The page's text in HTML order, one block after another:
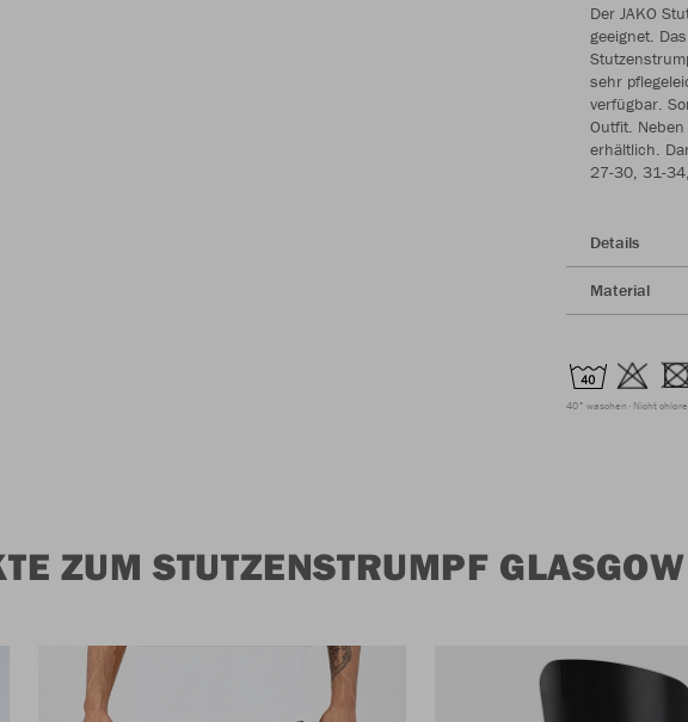
Der JAKO
geeignet.
sehr
verfügbar.
Outfit.
erhältlich.
27-30, 31-
Details
Material
40° waschen Nicht
ZUM STUTZENSTRUMPF